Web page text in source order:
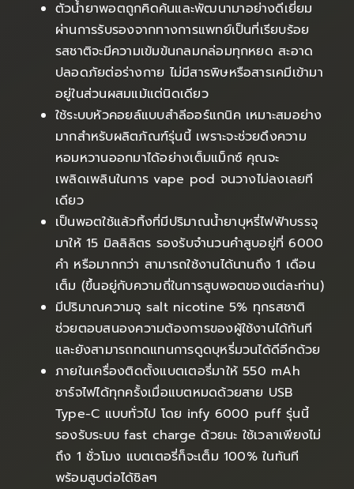
ตัวน้ำยาพอตถูกคิดค้นและพัฒนามาอย่างดีเยี่ยม
ผ่านการรับรองจากทางการแพทย์เป็นที่เรียบร้อย
รสชาติจะมีความเข้มข้นกลมกล่อมทุกหยด สะอาด
ปลอดภัยต่อร่างกาย ไม่มีสารพิษหรือสารเคมีเข้ามา
อยู่ในส่วนผสมแม้แต่นิดเดียว
ใช้ระบบหัวคอยล์แบบสำลีออร์แกนิค เหมาะสมอย่าง
มากสำหรับผลิตภัณฑ์รุ่นนี้ เพราะจะช่วยดึงความ
หอมหวานออกมาได้อย่างเต็มแม็กซ์ คุณจะ
เพลิดเพลินในการ vape pod จนวางไม่ลงเลยที
เดียว
เป็นพอตใช้แล้วทิ้งที่มีปริมาณน้ำยาบุหรี่ไฟฟ้าบรรจุ
มาให้ 15 มิลลิลิตร รองรับจำนวนคำสูบอยู่ที่ 6000
คำ หรือมากกว่า สามารถใช้งานได้นานถึง 1 เดือน
เต็ม (ขึ้นอยู่กับความถี่ในการสูบพอตของแต่ละท่าน)
มีปริมาณความจุ salt nicotine 5% ทุกรสชาติ
ช่วยตอบสนองความต้องการของผู้ใช้งานได้ทันที
และยังสามารถทดแทนการดูดบุหรี่มวนได้ดีอีกด้วย
ภายในเครื่องติดตั้งแบตเตอรี่มาให้ 550 mAh
ชาร์จไฟได้ทุกครั้งเมื่อแบตหมดด้วยสาย USB
Type-C แบบทั่วไป โดย infy 6000 puff รุ่นนี้
รองรับระบบ fast charge ด้วยนะ ใช้เวลาเพียงไม่
ถึง 1 ชั่วโมง แบตเตอรี่ก็จะเต็ม 100% ในทันที
พร้อมสูบต่อได้ชิลๆ